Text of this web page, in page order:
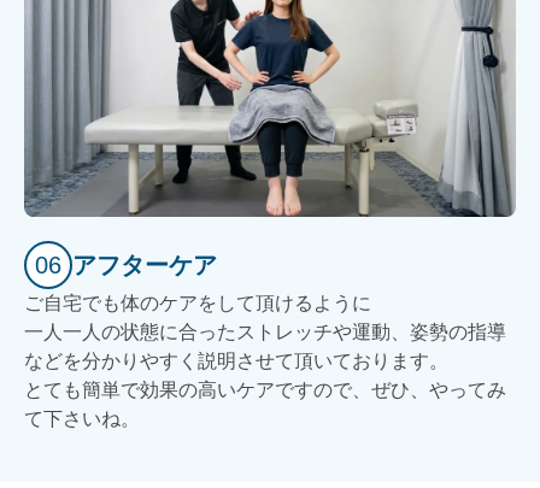
06 アフターケア
ご自宅でも体のケアをして頂けるように
一人一人の状態に合ったストレッチや運動、姿勢の指導
などを分かりやすく説明させて頂いております。
とても簡単で効果の高いケアですので、ぜひ、やってみ
て下さいね。